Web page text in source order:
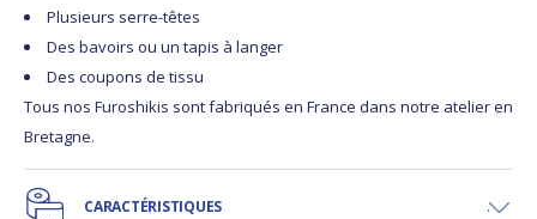
Plusieurs serre-têtes
Des bavoirs ou un tapis à langer
Des coupons de tissu
Tous nos Furoshikis sont fabriqués en France dans notre atelier en
Bretagne.
CARACTÉRISTIQUES